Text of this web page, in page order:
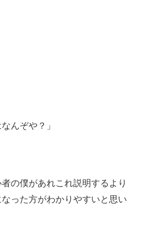
んぞや？」
の僕があれこれ説明するより
った方がわかりやすいと思い